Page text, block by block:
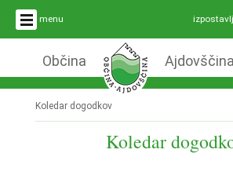
menu
Občina Ajdovščina
Koledar dogodkov
Koledar